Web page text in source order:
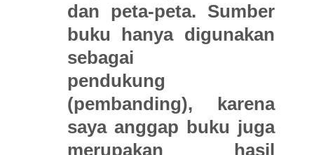
dan peta-peta. Sumber
buku hanya digunakan
sebagai
pendukung
(pembanding), karena
saya anggap buku juga
merupakan hasil